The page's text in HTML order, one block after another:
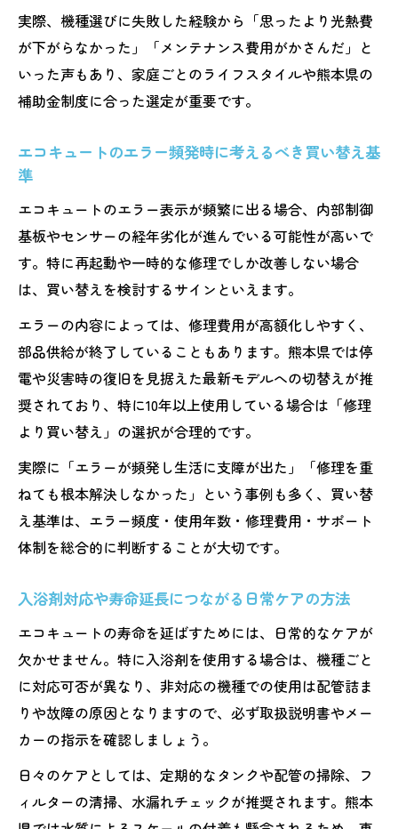
実際、機種選びに失敗した経験から「思ったより光熱費
が下がらなかった」「メンテナンス費用がかさんだ」と
いった声もあり、家庭ごとのライフスタイルや熊本県の
補助金制度に合った選定が重要です。
エコキュートのエラー頻発時に考えるべき買い替え基
準
エコキュートのエラー表示が頻繁に出る場合、内部制御
基板やセンサーの経年劣化が進んでいる可能性が高いで
す。特に再起動や一時的な修理でしか改善しない場合
は、買い替えを検討するサインといえます。
エラーの内容によっては、修理費用が高額化しやすく、
部品供給が終了していることもあります。熊本県では停
電や災害時の復旧を見据えた最新モデルへの切替えが推
奨されており、特に10年以上使用している場合は「修理
より買い替え」の選択が合理的です。
実際に「エラーが頻発し生活に支障が出た」「修理を重
ねても根本解決しなかった」という事例も多く、買い替
え基準は、エラー頻度・使用年数・修理費用・サポート
体制を総合的に判断することが大切です。
入浴剤対応や寿命延長につながる日常ケアの方法
エコキュートの寿命を延ばすためには、日常的なケアが
欠かせません。特に入浴剤を使用する場合は、機種ごと
に対応可否が異なり、非対応の機種での使用は配管詰ま
りや故障の原因となりますので、必ず取扱説明書やメー
カーの指示を確認しましょう。
日々のケアとしては、定期的なタンクや配管の掃除、フ
ィルターの清掃、水漏れチェックが推奨されます。熊本